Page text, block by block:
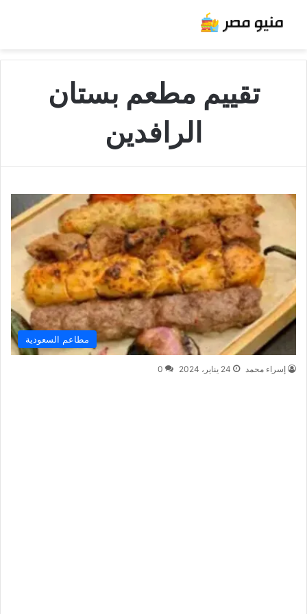
تقييم مطعم بستان
الرافدين
مطاعم السعودية
إسراء محمد 24 يناير، 2024 0